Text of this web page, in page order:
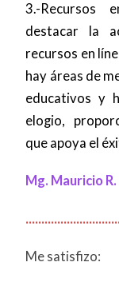
3.-Recursos
destacar la
recursos en
hay áreas de
educativos y
elogio,
que apoya el
Mg. Mauricio
Me satisfizo: